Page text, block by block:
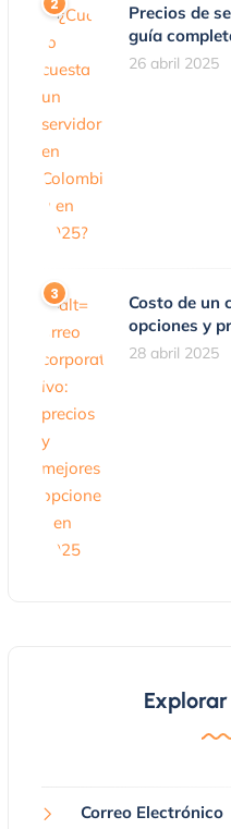
Precios de
guía
26 abril 2025
Costo de un
opciones y
28 abril 2025
Correo Electrónico